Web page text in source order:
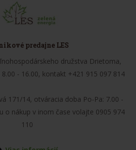
predajne LES
družstva Drietoma,
- 16.00, kontakt +421 915 097 814
171/14, otváracia doba Po-Pa: 7.00 -
o nákup v inom čase volajte 0905 974
110